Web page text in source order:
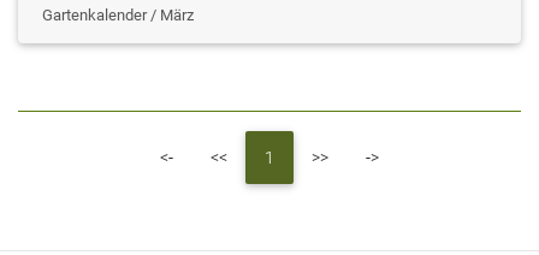
Gartenkalender / März
<-First <<Previous
1 >>Next ->Last